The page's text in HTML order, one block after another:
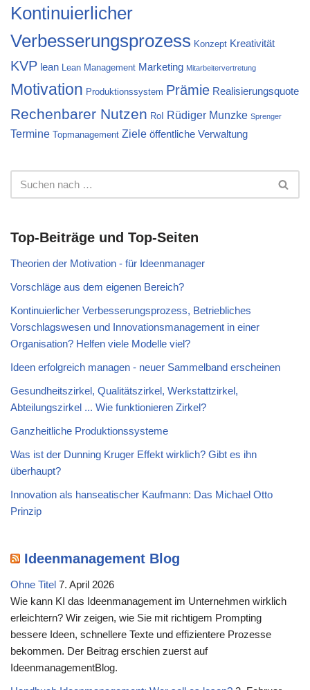
Kontinuierlicher
Verbesserungsprozess Konzept Kreativität
KVP lean Lean Management Marketing Mitarbeitervertretung
Motivation Produktionssystem Prämie Realisierungsquote
Rechenbarer Nutzen RoI Rüdiger Munzke Sprenger
Termine Topmanagement Ziele öffentliche Verwaltung
Top-Beiträge und Top-Seiten
Theorien der Motivation - für Ideenmanager
Vorschläge aus dem eigenen Bereich?
Kontinuierlicher Verbesserungsprozess, Betriebliches
Vorschlagswesen und Innovationsmanagement in einer
Organisation? Helfen viele Modelle viel?
Ideen erfolgreich managen - neuer Sammelband erscheinen
Gesundheitszirkel, Qualitätszirkel, Werkstattzirkel,
Abteilungszirkel ... Wie funktionieren Zirkel?
Ganzheitliche Produktionssysteme
Was ist der Dunning Kruger Effekt wirklich? Gibt es ihn
überhaupt?
Innovation als hanseatischer Kaufmann: Das Michael Otto
Prinzip
Ideenmanagement Blog
Ohne Titel 7. April 2026
Wie kann KI das Ideenmanagement im Unternehmen wirklich
erleichtern? Wir zeigen, wie Sie mit richtigem Prompting
bessere Ideen, schnellere Texte und effizientere Prozesse
bekommen. Der Beitrag erschien zuerst auf
IdeenmanagementBlog.